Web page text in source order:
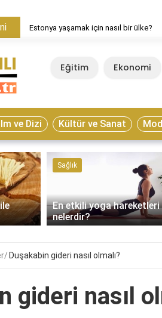
Estonya yaşamak için nasıl bir ülke?
Eğitim Ekonomi
ve Dizi Kültür ve Sanat
Sağlık
En etkili yoga hareketleri
nelerdir?
Duşakabin gideri nasıl olmalı?
gideri nasıl